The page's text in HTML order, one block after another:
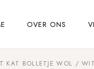
OVER ONS
KAT BOLLETJE WOL / WIT